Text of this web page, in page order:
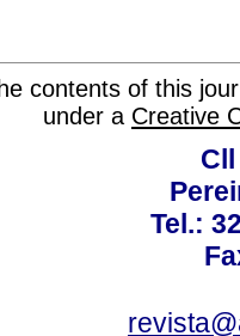
contents of this
under a Creative
Tel.: